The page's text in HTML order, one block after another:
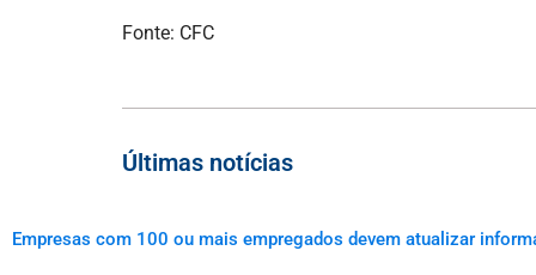
Fonte: CFC
Últimas notícias
Empresas com 100 ou mais empregados devem atualizar